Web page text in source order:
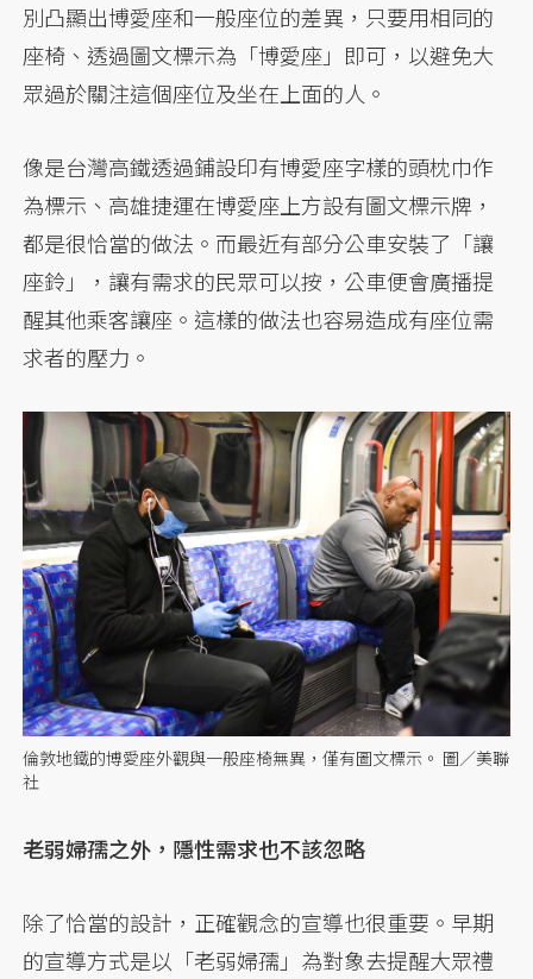
別凸顯出博愛座和一般座位的差異，只要用相同的
座椅、透過圖文標示為「博愛座」即可，以避免大
眾過於關注這個座位及坐在上面的人。
像是台灣高鐵透過鋪設印有博愛座字樣的頭枕巾作
為標示、高雄捷運在博愛座上方設有圖文標示牌，
都是很恰當的做法。而最近有部分公車安裝了「讓
座鈴」，讓有需求的民眾可以按，公車便會廣播提
醒其他乘客讓座。這樣的做法也容易造成有座位需
求者的壓力。
倫敦地鐵的博愛座外觀與一般座椅無異，僅有圖文標示。 圖／美聯
社
老弱婦孺之外，隱性需求也不該忽略
除了恰當的設計，正確觀念的宣導也很重要。早期
的宣導方式是以「老弱婦孺」為對象去提醒大眾禮